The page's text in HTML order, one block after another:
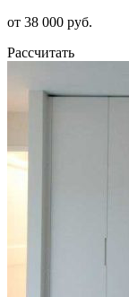
от 38 000 руб.
Рассчитать